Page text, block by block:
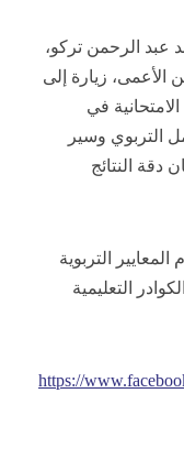
عبد الرحمن تركو،
زيارة إلى
في
التربوي وسير
دقة النتائج
التربوية
التعليمية
https://